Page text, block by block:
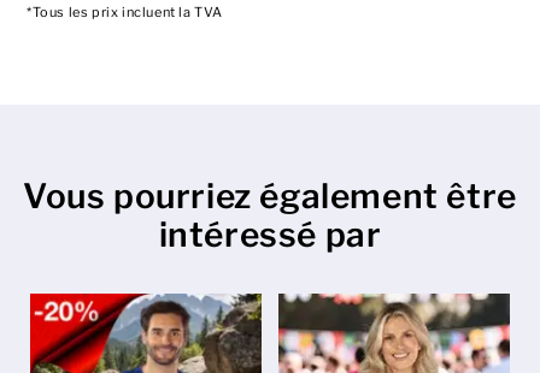
*Tous les prix incluent la TVA
Vous pourriez également être
intéressé par